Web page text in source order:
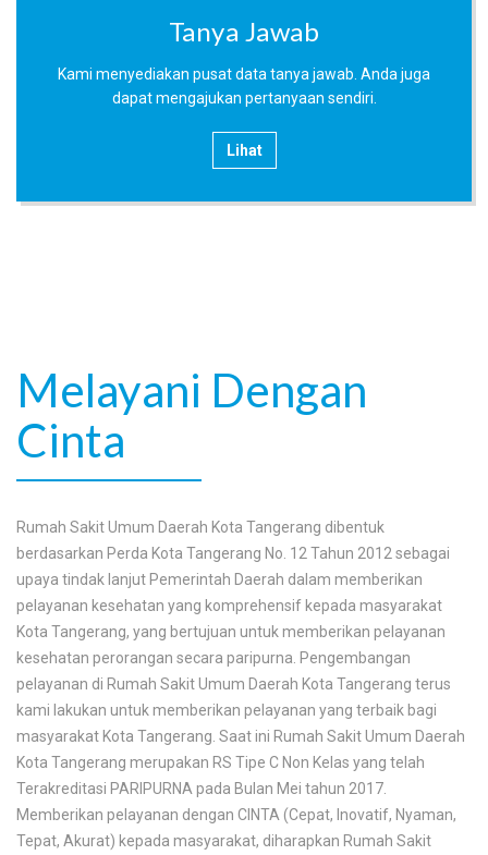
Tanya Jawab
Kami menyediakan pusat data tanya jawab. Anda juga
dapat mengajukan pertanyaan sendiri.
Lihat
Melayani Dengan
Cinta
Rumah Sakit Umum Daerah Kota Tangerang dibentuk
berdasarkan Perda Kota Tangerang No. 12 Tahun 2012 sebagai
upaya tindak lanjut Pemerintah Daerah dalam memberikan
pelayanan kesehatan yang komprehensif kepada masyarakat
Kota Tangerang, yang bertujuan untuk memberikan pelayanan
kesehatan perorangan secara paripurna. Pengembangan
pelayanan di Rumah Sakit Umum Daerah Kota Tangerang terus
kami lakukan untuk memberikan pelayanan yang terbaik bagi
masyarakat Kota Tangerang. Saat ini Rumah Sakit Umum Daerah
Kota Tangerang merupakan RS Tipe C Non Kelas yang telah
Terakreditasi PARIPURNA pada Bulan Mei tahun 2017.
Memberikan pelayanan dengan CINTA (Cepat, Inovatif, Nyaman,
Tepat, Akurat) kepada masyarakat, diharapkan Rumah Sakit